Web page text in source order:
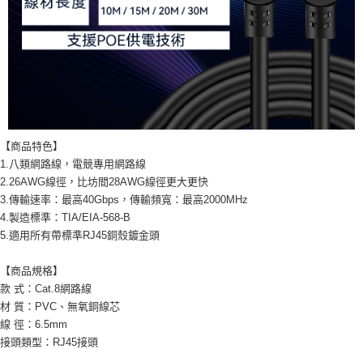
【商品特色】
1.八類網路線，電競專用網路線
2.26AWG線徑，比坊間28AWG線徑更大更快
3.傳輸速率：最高40Gbps，傳輸頻寬：最高2000MHz
4.製造標準：TIA/EIA-568-B
5.適用所有帶標準RJ45銅殼鍍金頭
【商品規格】
款 式：Cat.8網路線
材 質：PVC、無氧銅線芯
線 徑：6.5mm
接頭類型：RJ45接頭